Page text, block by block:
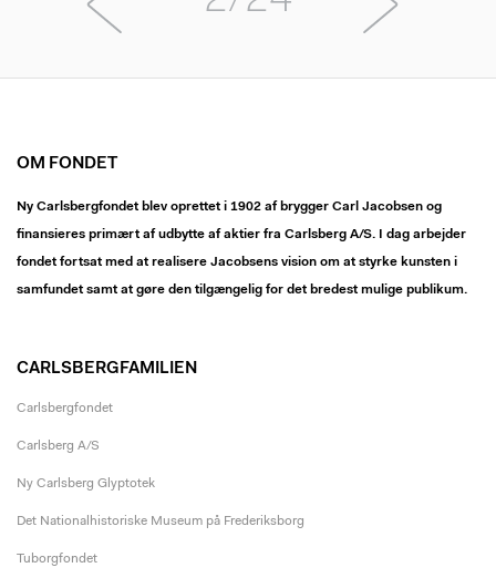
OM FONDET
Ny Carlsbergfondet blev oprettet i 1902 af brygger Carl Jacobsen og
finansieres primært af udbytte af aktier fra Carlsberg A/S. I dag arbejder
fondet fortsat med at realisere Jacobsens vision om at styrke kunsten i
samfundet samt at gøre den tilgængelig for det bredest mulige publikum.
CARLSBERGFAMILIEN
Carlsbergfondet
Carlsberg A/S
Ny Carlsberg Glyptotek
Det Nationalhistoriske Museum på Frederiksborg
Tuborgfondet